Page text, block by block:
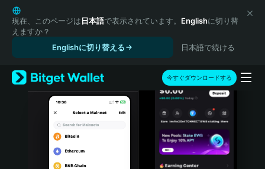
English
日本語
Tiếng Việt
Español (Latinoamérica)
Türkçe
Italiano
Português (Portugal)
現在、このページは日本語で表示されています。 Englishに切り替
えますか？
Englishに切り替える
日本語で続ける
今すぐダウンロードする